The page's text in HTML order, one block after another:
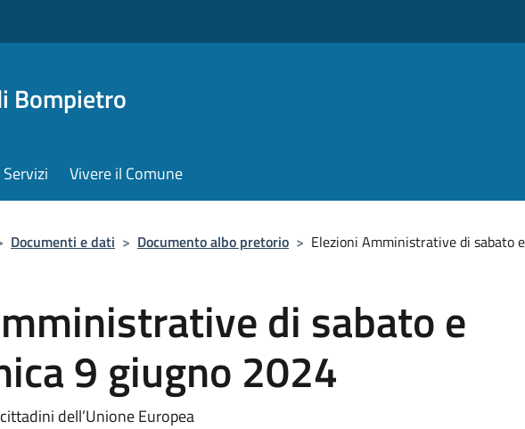
Bompietro
Servizi Vivere il Comune
Documenti e dati > Documento albo pretorio > Elezioni Amministrative di sabato
di sabato e
9 giugno 2024
dell’Unione Europea